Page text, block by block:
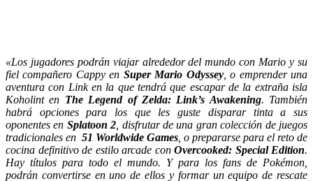
«Los jugadores podrán viajar alrededor del mundo con Mario y su
fiel compañero Cappy en Super Mario Odyssey, o emprender una
aventura con Link en la que tendrá que escapar de la extraña isla
Koholint en The Legend of Zelda: Link’s Awakening. También
habrá opciones para los que les guste disparar tinta a sus
oponentes en Splatoon 2 , disfrutar de una gran colección de juegos
tradicionales en 51 Worldwide Games , o prepararse para el reto de
cocina definitivo de estilo arcade con Overcooked: Special Edition.
Hay títulos para todo el mundo. Y para los fans de Pokémon,
podrán convertirse en uno de ellos y formar un equipo de rescate